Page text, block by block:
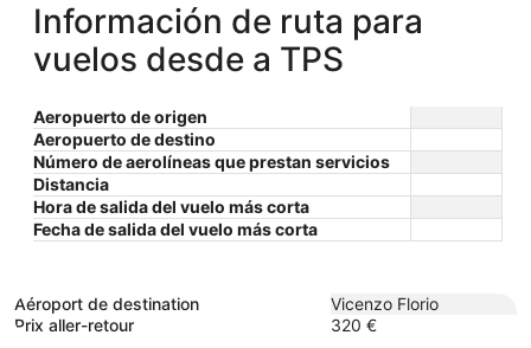
Información de ruta para
vuelos desde a TPS
Aeropuerto de origen
Aeropuerto de destino
Número de aerolíneas que prestan servicios
Distancia
Hora de salida del vuelo más corta
Fecha de salida del vuelo más corta
Aéroport de destination
Vicenzo Florio
Prix aller-retour
320 €